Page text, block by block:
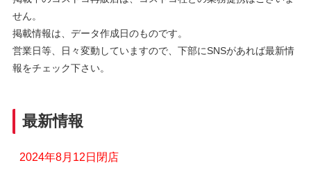
せん。
掲載情報は、データ作成日のものです。
営業日等、日々変動していますので、下部にSNSがあれば最新情
報をチェック下さい。
最新情報
2024年8月12日閉店